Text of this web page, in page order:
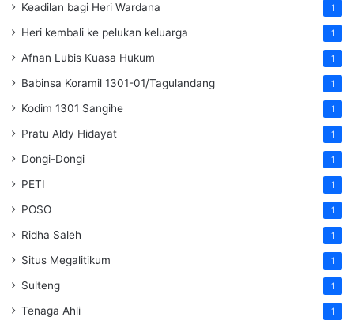
Keadilan bagi Heri Wardana 1
Heri kembali ke pelukan keluarga 1
Afnan Lubis Kuasa Hukum 1
Babinsa Koramil 1301-01/Tagulandang 1
Kodim 1301 Sangihe 1
Pratu Aldy Hidayat 1
Dongi-Dongi 1
PETI 1
POSO 1
Ridha Saleh 1
Situs Megalitikum 1
Sulteng 1
Tenaga Ahli 1